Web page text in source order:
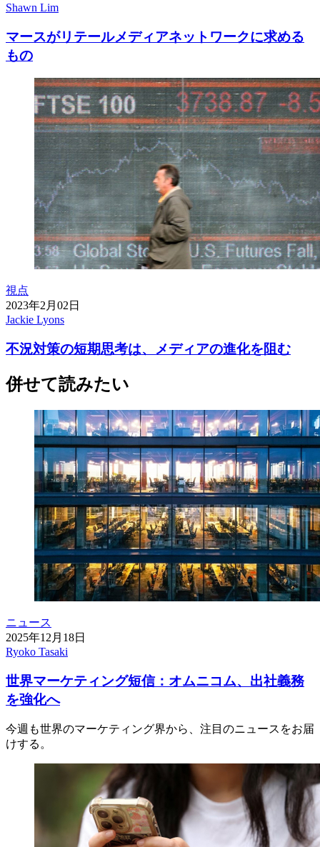
Shawn Lim
マースがリテールメディアネットワークに求める
もの
視点
2023年2月02日
Jackie Lyons
不況対策の短期思考は、メディアの進化を阻む
併せて読みたい
ニュース
2025年12月18日
Ryoko Tasaki
世界マーケティング短信：オムニコム、出社義務
を強化へ
今週も世界のマーケティング界から、注目のニュースをお届
けする。